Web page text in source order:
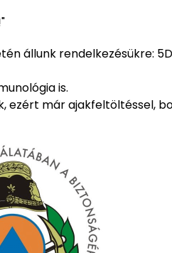
állunk rendelkezésükre:
is.
ezért már ajakfeltöltéssel,